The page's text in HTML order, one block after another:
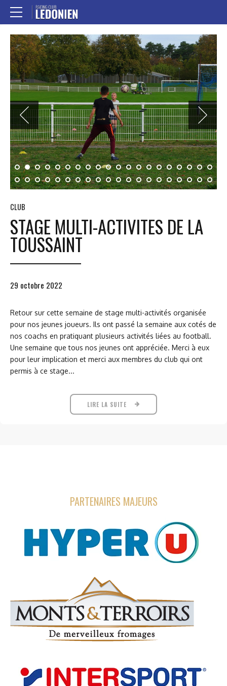
CLUB
STAGE MULTI-ACTIVITES DE LA
TOUSSAINT
29 octobre 2022
Retour sur cette semaine de stage multi-activités organisée
pour nos jeunes joueurs. Ils ont passé la semaine aux cotés de
nos coachs en pratiquant plusieurs activités liées au football.
Une semaine que tous nos jeunes ont appréciée. Merci à eux
pour leur implication et merci aux membres du club qui ont
permis à ce stage...
LIRE LA SUITE
PARTENAIRES MAJEURS